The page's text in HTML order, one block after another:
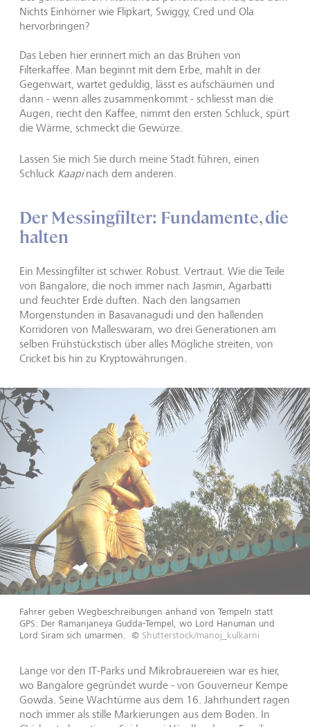
Nichts Einhörner wie Flipkart, Swiggy, Cred und Ola
hervorbringen?
Das Leben hier erinnert mich an das Brühen von
Filterkaffee. Man beginnt mit dem Erbe, mahlt in der
Gegenwart, wartet geduldig, lässt es aufschäumen und
dann - wenn alles zusammenkommt - schliesst man die
Augen, riecht den Kaffee, nimmt den ersten Schluck, spürt
die Wärme, schmeckt die Gewürze.
Lassen Sie mich Sie durch meine Stadt führen, einen
Schluck Kaapinach dem anderen.
Der Messingfilter: Fundamente, die
halten
Ein Messingfilter ist schwer. Robust. Vertraut. Wie die Teile
von Bangalore, die noch immer nach Jasmin, Agarbatti
und feuchter Erde duften. Nach den langsamen
Morgenstunden in Basavanagudi und den hallenden
Korridoren von Malleswaram, wo drei Generationen am
selben Frühstückstisch über alles Mögliche streiten, von
Cricket bis hin zu Kryptowährungen.
Fahrer geben Wegbeschreibungen anhand von Tempeln statt
GPS: Der Ramanjaneya Gudda-Tempel, wo Lord Hanuman und
Lord Siram sich umarmen.
© Shutterstock/manoj_kulkarni
Lange vor den IT-Parks und Mikrobrauereien war es hier,
wo Bangalore gegründet wurde - von Gouverneur Kempe
Gowda. Seine Wachtürme aus dem 16. Jahrhundert ragen
noch immer als stille Markierungen aus dem Boden. In